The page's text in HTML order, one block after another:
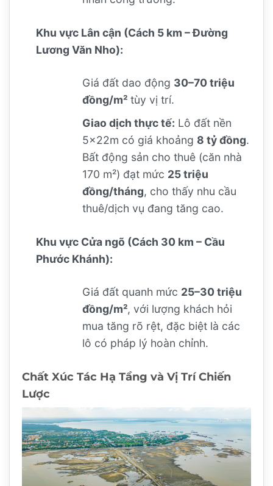
Khu vực Lân cận (Cách 5 km – Đường
Lương Văn Nho):
Giá đất dao động 30–70 triệu
đồng/m²tùy vị trí.
Giao dịch thực tế: Lô đất nền
5x22m có giá khoảng 8 tỷ đồng.
Bất động sản cho thuê (căn nhà
170 m²) đạt mức 25 triệu
đồng/tháng, cho thấy nhu cầu
thuê/dịch vụ đang tăng cao.
Khu vực Cửa ngõ (Cách 30 km – Cầu
Phước Khánh):
Giá đất quanh mức 25–30 triệu
đồng/m², với lượng khách hỏi
mua tăng rõ rệt, đặc biệt là các
lô có pháp lý hoàn chỉnh.
Chất Xúc Tác Hạ Tầng và Vị Trí Chiến
Lược